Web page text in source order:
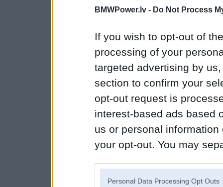
BMWPower.lv - Do Not Process
If you wish to opt-out of
processing of your
targeted advertising by
section to confirm your
opt-out request is
interest-based ads based
us or personal
your opt-out. You may
Personal Data Processing Opt Outs